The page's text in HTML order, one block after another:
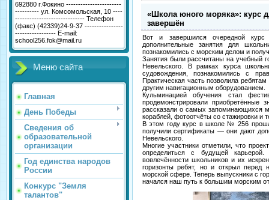
692880 г.Фокино -----------------------
---------- ул. Комсомольская, 10 ----
----------------------------- Телефон
(факс) (42339)24-9-37 ----------------
----------------- E-mail:
school256.fok@mail.ru
Меню сайта
Главная
День Победы
Сведения об
образовательной
организации
Год единства народов
России
Конкурс "Земля
талантов"
«Школа юного моряка»: курс
завершён
Вот и завершился очередной
дополнительные занятия для
познакомились с морским делом и
Занятия были рассчитаны на учебный
Невельского. В рамках курса
судовождения, познакомились с
Практическая часть позволила
другим навигационным оборудованием.
Кульминацией обучения стал
продемонстрировали приобретённые
рассказали о самых запоминающихся
кораблей, фотоотчёты со стажировки и
В этом году курс в школе № 256
получили сертификаты — они дают
Невельского.
Многие участники отметили, что
определиться с будущей
вовлечённости школьников и их
горизонты ребят, но и открыл перед
морской сфере. Теперь выпускники с
начался наш путь к большим морским